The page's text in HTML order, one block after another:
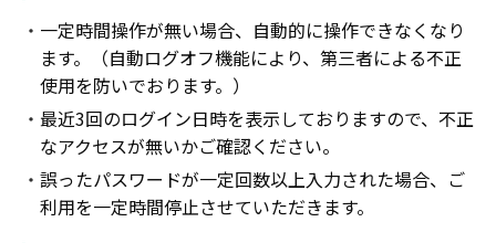
一定時間操作が無い場合、自動的に操作できなくなり
ます。（自動ログオフ機能により、第三者による不正
使用を防いでおります。）
最近3回のログイン日時を表示しておりますので、不正
なアクセスが無いかご確認ください。
誤ったパスワードが一定回数以上入力された場合、ご
利用を一定時間停止させていただきます。